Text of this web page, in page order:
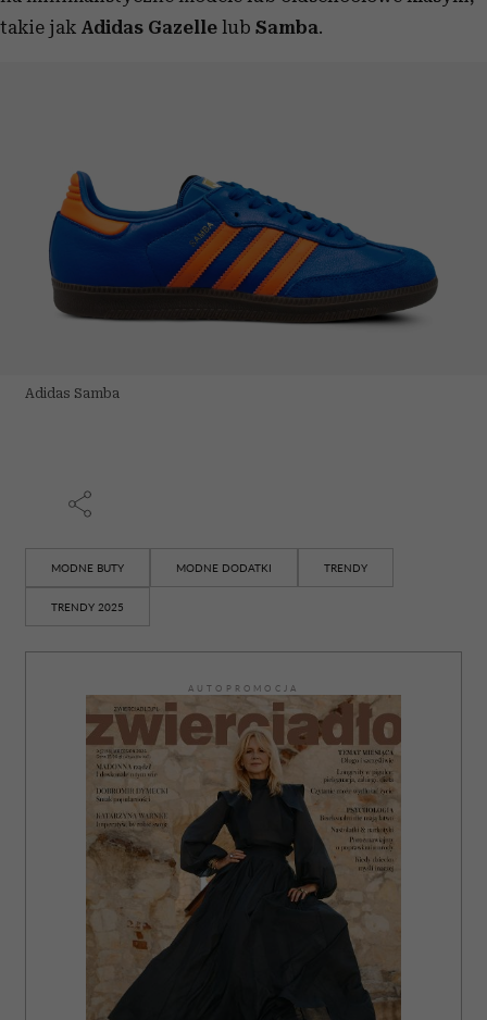
takie jak Adidas Gazelle lub Samba.
Adidas Samba
MODNE BUTY MODNE DODATKI TRENDY
TRENDY 2025
AUTOPROMOCJA